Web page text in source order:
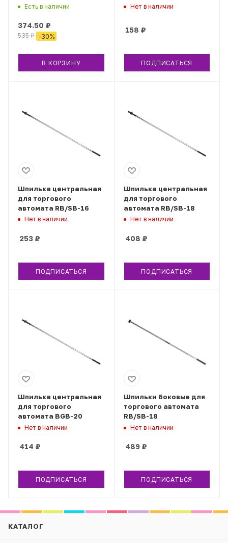
Есть в наличии
374.50 ₽
535₽ -30%
В КОРЗИНУ
сейфом)
Нет в наличии
158 ₽
ПОДПИСАТЬСЯ
Шпилька центральная
для торгового
автомата RB/SB-16
Нет в наличии
253 ₽
ПОДПИСАТЬСЯ
Шпилька центральная
для торгового
автомата RB/SB-18
Нет в наличии
408 ₽
ПОДПИСАТЬСЯ
Шпилька центральная
для торгового
автомата BGB-20
Нет в наличии
414 ₽
ПОДПИСАТЬСЯ
Шпильки боковые для
торгового автомата
RB/SB-18
Нет в наличии
489₽
ПОДПИСАТЬСЯ
КАТАЛОГ